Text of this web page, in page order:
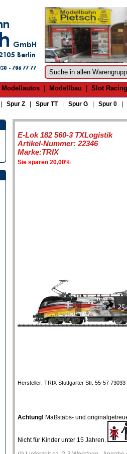
Modellautos Modellbau Slot Racing
Spur Z Spur TT| Spur G Spur 0
E-Lok 182 560-3 TXLogistik
Artikel-Nummer: 22346
Marke:TRIX
Sie sparen 20,00%
Hersteller: TRIX Stuttgarter Str. 55-57 73033
Achtung! Maßstabs- und
Nicht für Kinder unter 15 Jahren.